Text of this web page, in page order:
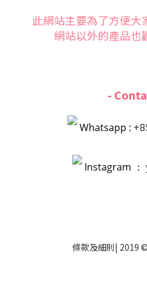
此網站主要為了方便大
網站以外的產品也
-
Whatsapp :
Instagram ：
條款及細則| 2019